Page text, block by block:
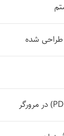
طراحی شده